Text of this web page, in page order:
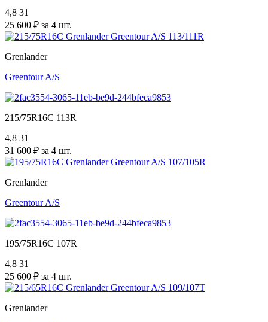
4,8 31
25 600 ₽ за 4 шт.
Grenlander
Greentour A/S
215/75R16C 113R
4,8 31
31 600 ₽ за 4 шт.
Grenlander
Greentour A/S
195/75R16C 107R
4,8 31
25 600 ₽ за 4 шт.
Grenlander